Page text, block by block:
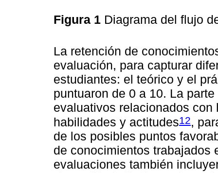
Figura 1 Diagrama del flujo
La retención de
evaluación, para capturar
estudiantes: el teórico y el
puntuaron de 0 a 10. La
evaluativos relacionados
habilidades y actitudes12,
de los posibles puntos
de conocimientos trabajados
evaluaciones también